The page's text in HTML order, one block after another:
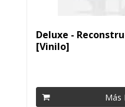
Deluxe -
[Vinilo]
Más